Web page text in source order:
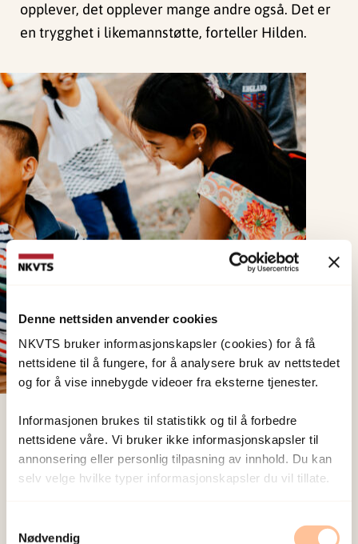
Denne nettsiden anvender cookies
NKVTS bruker informasjonskapsler (cookies) for å få
nettsidene til å fungere, for å analysere bruk av nettstedet
og for å vise innebygde videoer fra eksterne tjenester.
Informasjonen brukes til statistikk og til å forbedre
nettsidene våre. Vi bruker ikke informasjonskapsler til
annonsering eller personlig tilpasning av innhold. Du kan
selv velge hvilke typer informasjonskapsler du vil tillate.
Nødvendig
opplever, det opplever mange andre også. Det er
en trygghet i likemannstøtte, forteller Hilden.
Det andre tiltaket prosjektet har prøvd ut i Norge
er et kompetansehevingstiltak for lærere, utviklet
– Programmet heter INSETT og går ut på å gi